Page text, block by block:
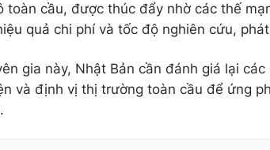
toàn cầu, được thúc đẩy nhờ các thế
quả chi phí và tốc độ nghiên cứu,
gia này, Nhật Bản cần đánh giá lại
và định vị thị trường toàn cầu để ứng